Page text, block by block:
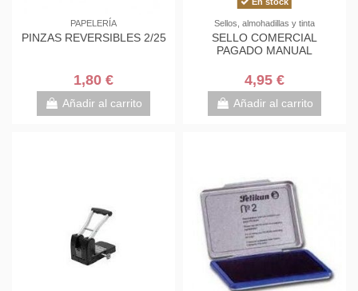
PAPELERÍA
PINZAS REVERSIBLES 2/25
1,80 €
Añadir al carrito
Sellos, almohadillas y tinta
SELLO COMERCIAL
PAGADO MANUAL
4,95 €
Añadir al carrito